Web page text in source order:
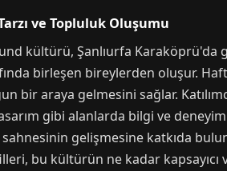
ve Topluluk Oluşumu
kültürü, Şanlıurfa
birleşen bireylerden oluşur.
bir araya gelmesini sağlar.
gibi alanlarda bilgi ve
gelişmesine katkıda
bu kültürün ne kadar